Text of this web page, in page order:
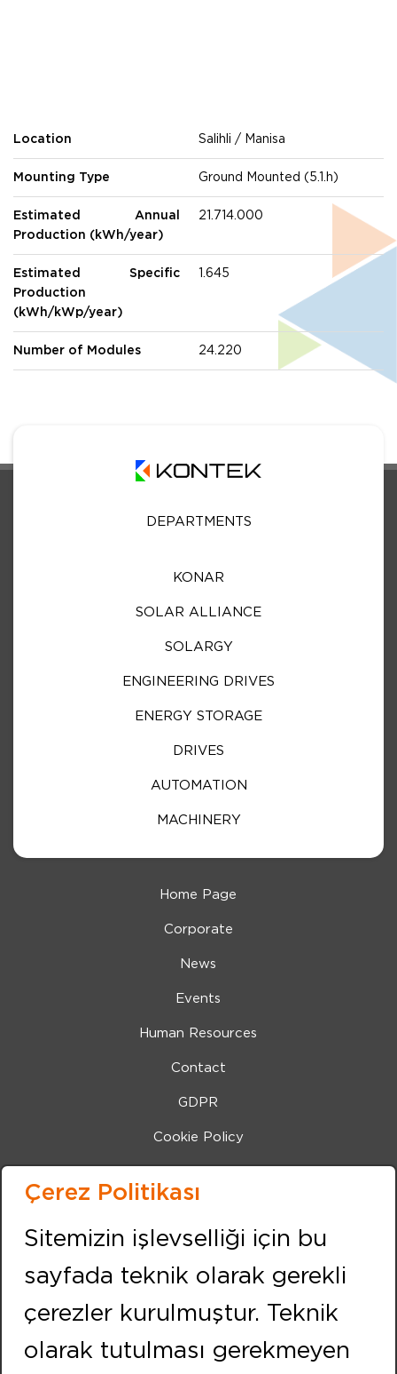
Location Salihli / Manisa
Mounting Type Ground Mounted (5.1.h)
Estimated Annual
Production (kWh/year)
21.714.000
Estimated Specific
Production
(kWh/kWp/year)
1.645
Number of Modules 24.220
Çerez Politikası
Sitemizin işlevselliği için bu
sayfada teknik olarak gerekli
çerezler kurulmuştur. Teknik
olarak tutulması gerekmeyen
DEPARTMENTS
KONAR
SOLAR ALLIANCE
SOLARGY
ENGINEERING DRIVES
ENERGY STORAGE
DRIVES
AUTOMATION
MACHINERY
Home Page
Corporate
News
Events
Human Resources
Contact
GDPR
Cookie Policy
Address: